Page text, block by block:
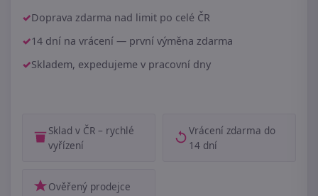
Doprava zdarma nad limit po celé ČR
14 dní na vrácení — první výměna zdarma
Skladem, expedujeme v pracovní dny
Sklad v ČR – rychlé
vyřízení
Vrácení zdarma do
14 dní
Ověřený prodejce